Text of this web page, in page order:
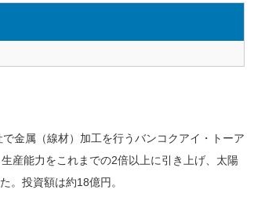
金属（線材）加工を行うバンコクアイ・トーア
産能力をこれまでの2倍以上に引き上げ、太陽
。投資額は約18億円。